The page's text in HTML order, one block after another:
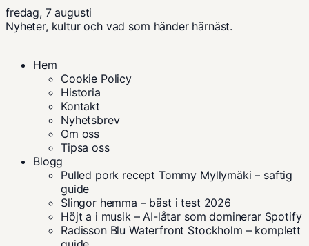
fredag, 7 augusti
Nyheter, kultur och vad som händer härnäst.
Hem
Cookie Policy
Historia
Kontakt
Nyhetsbrev
Om oss
Tipsa oss
Blogg
Pulled pork recept Tommy Myllymäki – saftig
guide
Slingor hemma – bäst i test 2026
Höjt a i musik – AI-låtar som dominerar Spotify
Radisson Blu Waterfront Stockholm – komplett